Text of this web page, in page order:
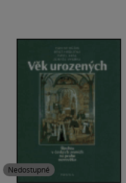
Nedostupné